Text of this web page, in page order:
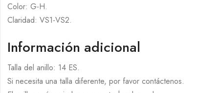
Color: G-H.
Claridad: VS1-VS2.
Información adicional
Talla del anillo: 14 ES.
Si necesita una talla diferente, por favor contáctenos.